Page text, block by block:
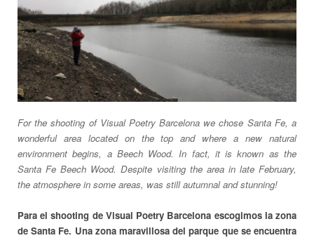
For the shooting of Visual Poetry Barcelona we chose Santa Fe, a
wonderful area located on the top and where a new natural
environment begins, a Beech Wood. In fact, it is known as the
Santa Fe Beech Wood. Despite visiting the area in late February,
the atmosphere in some areas, was still autumnal and stunning!
Para el shooting de Visual Poetry Barcelona escogimos la zona
de Santa Fe. Una zona maravillosa del parque que se encuentra